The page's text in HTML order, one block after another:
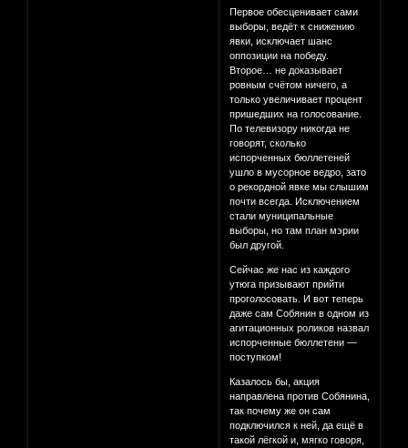
Первое обесценивает сами
выборы, ведёт к снижению
явки, исключает шанс
оппозиции на победу.
Второе… не доказывает
ровным счётом ничего, а
только увеличивает процент
пришедших на голосование.
По телевизору никогда не
говорят, сколько
испорченных бюллетеней
ушло в мусорное ведро, зато
о рекордной явке мы слышим
почти всегда. Исключением
стали муниципальные
выборы, но там план мэрии
был другой.
Сейчас же нас из каждого
утюга призывают прийти
проголосовать. И вот теперь
даже сам Собянин в одном из
агитационных роликов назвал
испорченные бюллетени —
поступком!
Казалось бы, акция
направлена против Собянина,
так почему же он сам
подключился к ней, да ещё в
такой лёгкой и, мягко говоря,